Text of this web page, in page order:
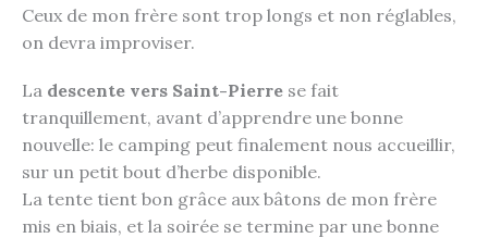
Ceux de mon frère sont trop longs et non réglables,
on devra improviser.
La descente vers Saint-Pierre se fait
tranquillement, avant d’apprendre une bonne
nouvelle: le camping peut finalement nous accueillir,
sur un petit bout d’herbe disponible.
La tente tient bon grâce aux bâtons de mon frère
mis en biais, et la soirée se termine par une bonne